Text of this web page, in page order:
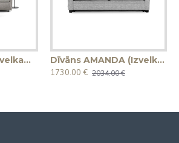
Dīvāns ALPHA (Izvelkams) (Divvietīgs)
Dīvāns AMANDA (Izvelkams) (Divvietīgs)
1730.00 € 2034.00 €